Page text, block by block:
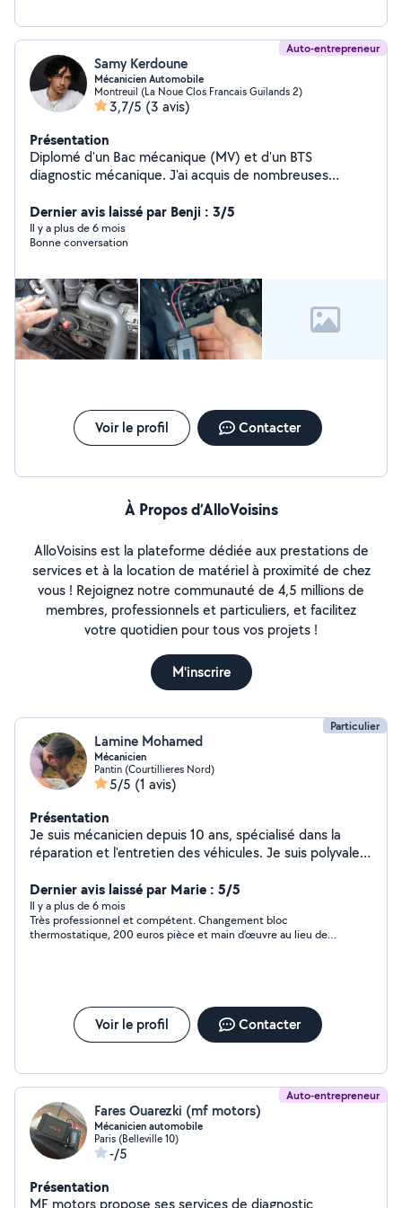
Auto-entrepreneur
Samy Kerdoune
Mécanicien Automobile
Montreuil (La Noue Clos Francais Guilands 2)
3,7/5 (3 avis)
Présentation
Diplomé d'un Bac mécanique (MV) et d'un BTS
diagnostic mécanique. J'ai acquis de nombreuses
d'alternant mécanicien chez BMW mini durant 5 ans. Par
la suite, j'ai approfondie mes domaine de compétences
dans plusieurs entreprise tel que Euromaster, Renault,
mairie de Charenton en tant qu'adjoint technique en
mécanique et je viens d'ouvrir mon auto-entreprise dans
la prestation en mécanique et diagnostique mécanique.
Disponible pour tout type de taches (mécanique lourde,
diagnostic, vidange...) N'hésitez pas à me contacter
Dernier avis laissé par Benji : 3/5
Il y a plus de 6 mois
Bonne conversation
Voir le profil Contacter
À Propos d’AlloVoisins
AlloVoisins est la plateforme dédiée aux prestations de
services et à la location de matériel à proximité de chez
vous ! Rejoignez notre communauté de 4,5 millions de
membres, professionnels et particuliers, et facilitez
votre quotidien pour tous vos projets !
M'inscrire
Particulier
Lamine Mohamed
Mécanicien
Pantin (Courtillieres Nord)
5/5 (1 avis)
Présentation
Je suis mécanicien️️ depuis 10 ans, spécialisé dans la
réparation et l'entretien des véhicules. Je suis polyvalent
diagnostic - Réparation et entretien des moteurs -
Systèmes de freinage et de suspension - Systèmes
électriques - Services d'entretien régulier N'hésitez pas
à me contacter.
Dernier avis laissé par Marie : 5/5
Il y a plus de 6 mois
Très professionnel et compétent. Changement bloc
thermostatique, 200 euros pièce et main d’œuvre au lieu de
Voir le profil Contacter
Auto-entrepreneur
Fares Ouarezki (mf motors)
Mécanicien automobile
Paris (Belleville 10)
-/5
Présentation
MF motors propose ses services de diagnostic